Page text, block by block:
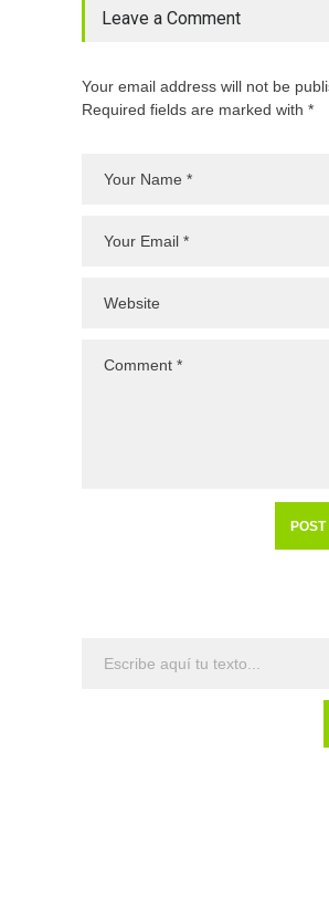
Leave a Comment
Your email address will not be
Required fields are marked with *